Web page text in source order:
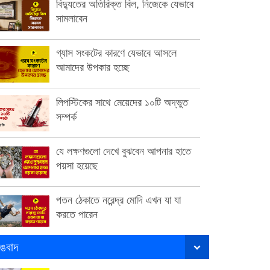
বিদ্যুতের অতিরিক্ত বিল, নিজেকে যেভাবে
সামলাবেন
গ্যাস সংকটের কারণে যেভাবে আসলে
আমাদের উপকার হচ্ছে
লিপস্টিকের সাথে মেয়েদের ১০টি অদ্ভুত
সম্পর্ক
যে লক্ষণগুলো দেখে বুঝবেন আপনার হাতে
পয়সা হয়েছে
পতন ঠেকাতে নরেন্দ্র মোদি এখন যা যা
করতে পারেন